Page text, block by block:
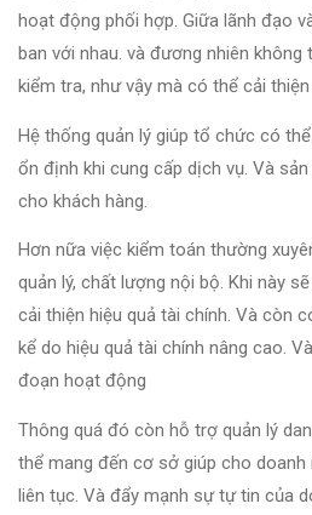
hoạt động phối hợp. Giữa lãnh đạo
ban với nhau. và đương nhiên
kiểm tra, như vậy mà có thể cải
Hệ thống quản lý giúp tổ chức có
ổn định khi cung cấp dịch vụ. Và
cho khách hàng.
Hơn nữa việc kiểm toán thường
quản lý, chất lượng nội bộ. Khi này
cải thiện hiệu quả tài chính. Và còn
kể do hiệu quả tài chính nâng cao.
đoạn hoạt động
Thông quá đó còn hỗ trợ quản lý
thể mang đến cơ sở giúp cho
liên tục. Và đẩy mạnh sự tự tin của